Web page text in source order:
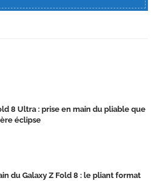
8 Ultra : prise en main du pliable que
éclipse
du Galaxy Z Fold 8 : le pliant format